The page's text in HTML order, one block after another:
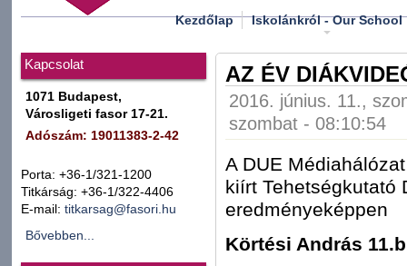
Kezdőlap Iskolánkról - Our School
Kapcsolat
1071 Budapest,
Városligeti fasor 17-21.
Adószám: 19011383-2-42
Porta: +36-1/321-1200
Titkárság: +36-1/322-4406
E-mail: titkarsag@fasori.hu
Bővebben...
AZ ÉV
2016. június. 11.,
szombat - 08:10:54
A DUE
kiírt Tehetségkutató
eredményeképpen
Körtési András